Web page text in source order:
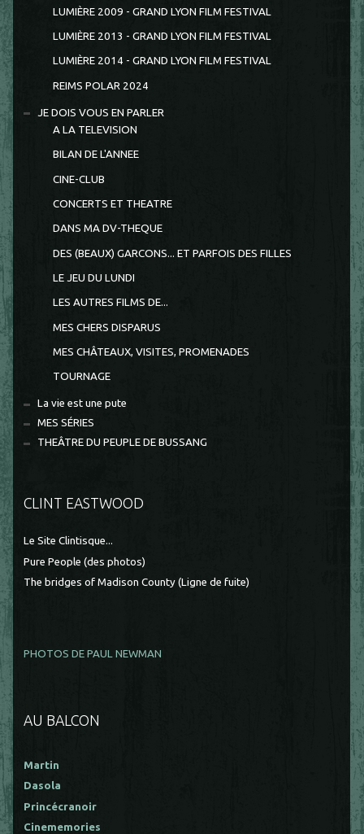
LUMIÈRE 2009 - GRAND LYON FILM FESTIVAL
LUMIÈRE 2013 - GRAND LYON FILM FESTIVAL
LUMIÈRE 2014 - GRAND LYON FILM FESTIVAL
REIMS POLAR 2024
JE DOIS VOUS EN PARLER
A LA TELEVISION
BILAN DE L'ANNEE
CINE-CLUB
CONCERTS ET THEATRE
DANS MA DV-THEQUE
DES (BEAUX) GARCONS... ET PARFOIS DES FILLES
LE JEU DU LUNDI
LES AUTRES FILMS DE...
MES CHERS DISPARUS
MES CHÂTEAUX, VISITES, PROMENADES
TOURNAGE
La vie est une pute
MES SÉRIES
THEÂTRE DU PEUPLE DE BUSSANG
CLINT EASTWOOD
Le Site Clintisque...
Pure People (des photos)
The bridges of Madison County (Ligne de fuite)
PHOTOS DE PAUL NEWMAN
AU BALCON
Martin
Dasola
Princécranoir
Cinememories